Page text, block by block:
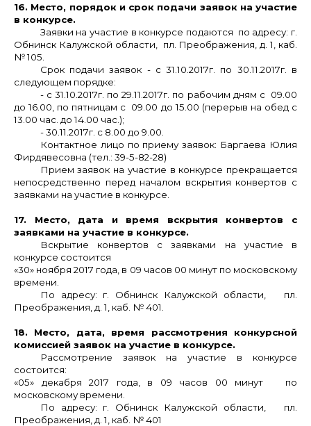
16. Место, порядок и срок подачи заявок на участие
в конкурсе.
Заявки на участие в конкурсе подаются по адресу: г.
Обнинск Калужской области, пл. Преображения, д. 1, каб.
№ 105.
Срок подачи заявок - с 31.10.2017г. по 30.11.2017г. в
следующем порядке:
- с 31.10.2017г. по 29.11.2017г. по рабочим дням с 09.00
до 16.00, по пятницам с 09.00 до 15.00 (перерыв на обед с
13.00 час. до 14.00 час.);
- 30.11.2017г. с 8.00 до 9.00.
Контактное лицо по приему заявок: Баргаева Юлия
Фирдявесовна (тел.: 39-5-82-28)
Прием заявок на участие в конкурсе прекращается
непосредственно перед началом вскрытия конвертов с
заявками на участие в конкурсе.
17. Место, дата и время вскрытия конвертов с
заявками на участие в конкурсе.
Вскрытие конвертов с заявками на участие в
конкурсе состоится
«30» ноября 2017 года, в 09 часов 00 минут по московскому
времени.
По адресу: г. Обнинск Калужской области, пл.
Преображения, д. 1, каб. № 401.
18. Место, дата, время рассмотрения конкурсной
комиссией заявок на участие в конкурсе.
Рассмотрение заявок на участие в конкурсе
состоится:
«05» декабря 2017 года, в 09 часов 00 минут по
московскому времени.
По адресу: г. Обнинск Калужской области, пл.
Преображения, д. 1, каб. № 401